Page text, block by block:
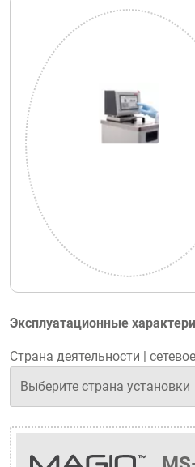
Эксплуатационные
Страна деятельности |